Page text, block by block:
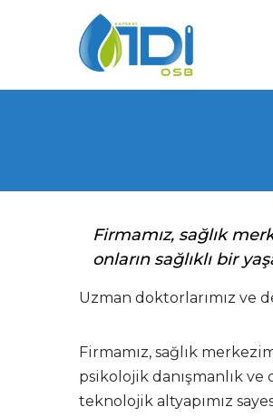
Firmamız, sağlık
onların sağlıklı bir
Uzman doktorlarımız ve
Firmamız, sağlık
psikolojik danışmanlık
teknolojik altyapımız